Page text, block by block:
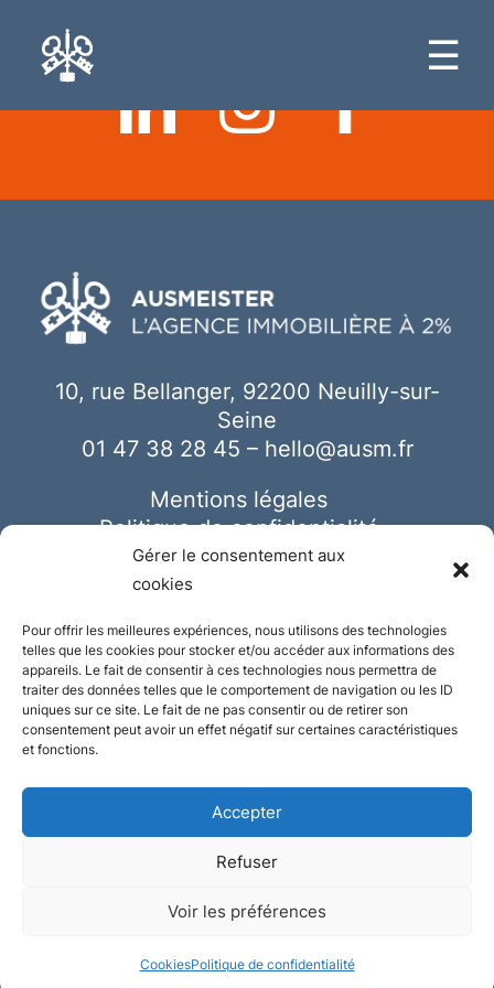
Gérer le consentement aux
cookies
Pour offrir les meilleures expériences, nous utilisons des technologies
telles que les cookies pour stocker et/ou accéder aux informations des
appareils. Le fait de consentir à ces technologies nous permettra de
traiter des données telles que le comportement de navigation ou les ID
uniques sur ce site. Le fait de ne pas consentir ou de retirer son
consentement peut avoir un effet négatif sur certaines caractéristiques
et fonctions.
Accepter
Refuser
Voir les préférences
CookiesPolitique de confidentialité
☰
10, rue Bellanger, 92200 Neuilly-sur-
Seine
01 47 38 28 45 – hello@ausm.fr
Mentions légales
Politique de confidentialité
Cookies
Conception et réalisation :Plate